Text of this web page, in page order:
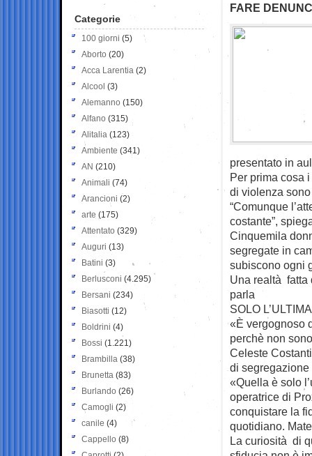
FARE
presentato in
Per prima cosa
di violenza
“Comunque
costante”,
Cinquemila
segregate in
subiscono ogni
Una realtà fatta
parla
SOLO
«È vergognoso
perchè non
Celeste
di
«Quella è solo
operatrice di
conquistare la
quotidiano.
La curiosità di
Categorie
100 giorni (5)
Aborto (20)
Acca Larentia (2)
Alcool (3)
Alemanno (150)
Alfano (315)
Alitalia (123)
Ambiente (341)
AN (210)
Animali (74)
Arancioni (2)
arte (175)
Attentato (329)
Auguri (13)
Batini (3)
Berlusconi (4.295)
Bersani (234)
Biasotti (12)
Boldrini (4)
Bossi (1.221)
Brambilla (38)
Brunetta (83)
Burlando (26)
Camogli (2)
canile (4)
Cappello (8)